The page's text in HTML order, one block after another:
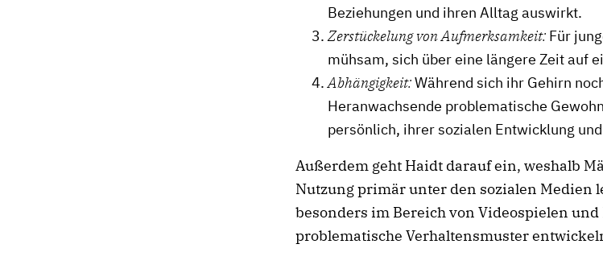
Beziehungen und ihren Alltag auswirkt.
Zerstückelung von Aufmerksamkeit: Für
mühsam, sich über eine längere Zeit auf
Abhängigkeit:Während sich ihr Gehirn
Heranwachsende problematische
persönlich, ihrer sozialen Entwicklung
Außerdem geht Haidt darauf ein, weshalb
Nutzung primär unter den sozialen Medien
besonders im Bereich von Videospielen
problematische Verhaltensmuster